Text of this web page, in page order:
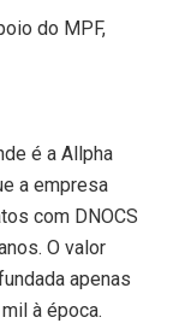
do MPF,
é a Allpha
a empresa
com DNOCS
O valor
apenas
à época.